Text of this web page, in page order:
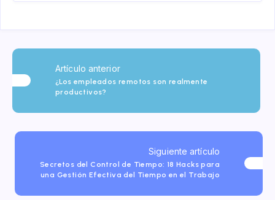
Artículo anterior
¿Los empleados remotos son realmente
productivos?
Siguiente artículo
Secretos del Control de Tiempo: 18 Hacks para
una Gestión Efectiva del Tiempo en el Trabajo